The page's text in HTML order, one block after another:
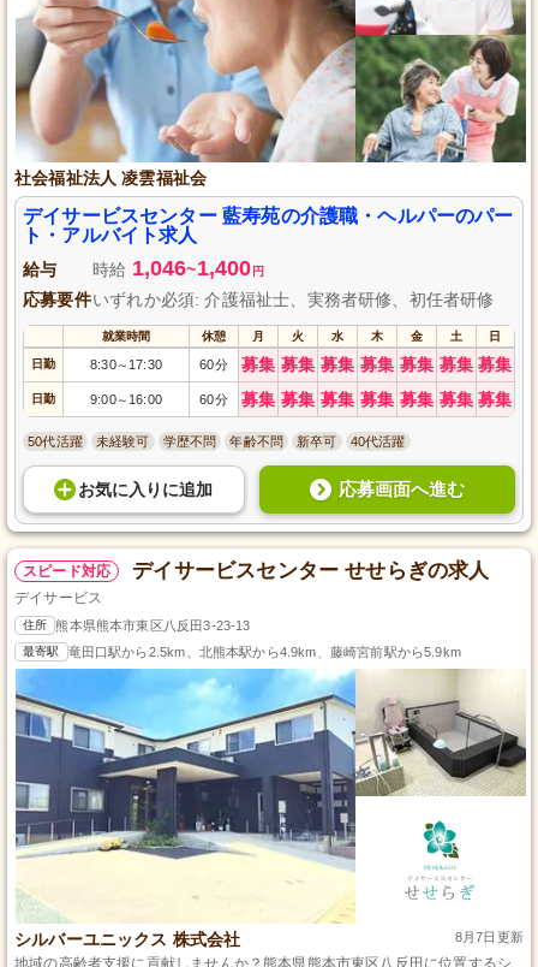
社会福祉法人 凌雲福祉会
デイサービスセンター 藍寿苑の介護職・ヘルパーのパー
ト・アルバイト求人
給与 時給 1,046~1,400 円
応募要件いずれか必須: 介護福祉士、実務者研修、初任者研修
就業時間 休憩 月 火 水 木 金 土 日
日勤 8:30～ 17:30 60分 募集 募集 募集 募集 募集 募集 募集
日勤 9:00～ 16:00 60分 募集 募集 募集 募集 募集 募集 募集
50代活躍 未経験可 学歴不問 年齢不問 新卒可 40代活躍
お気に入り に追加 応募画面へ進む
スピード対応 デイサービスセンター せせらぎの求人
デイサービス
住所 熊本県熊本市東区八反田3-23-13
最寄駅 竜田口駅から2.5km、北熊本駅から4.9km、藤崎宮前駅から5.9km
シルバーユニックス 株式会社 8月7日更新
地域の高齢者支援に貢献しませんか？熊本県熊本市東区八反田に位置するシ